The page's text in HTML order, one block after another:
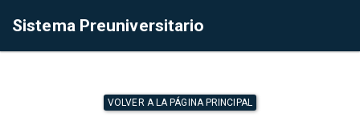
Sistema Preuniversitario
VOLVER A LA PÁGINA PRINCIPAL